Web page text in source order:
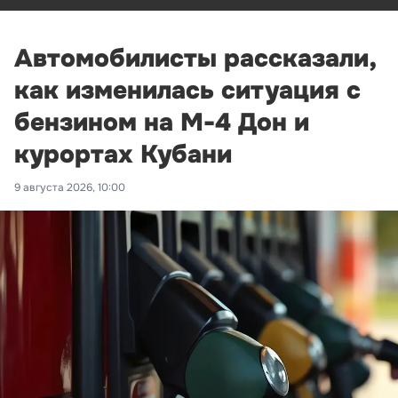
Автомобилисты рассказали,
как изменилась ситуация с
бензином на М-4 Дон и
курортах Кубани
9 августа 2026, 10:00